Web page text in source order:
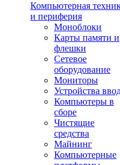
Компьютерная
и периферия
Моноблоки
Карты памяти и
флешки
Сетевое
оборудование
Мониторы
Устройства
Компьютеры в
сборе
Чистящие
средства
Майнинг
Компьютерные